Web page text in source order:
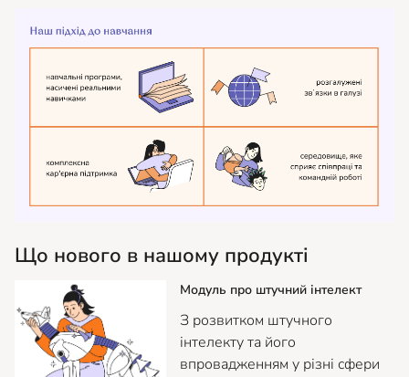
Що нового в нашому продукті
Модуль про штучний інтелект
З розвитком штучного
інтелекту та його
впровадженням у різні сфери